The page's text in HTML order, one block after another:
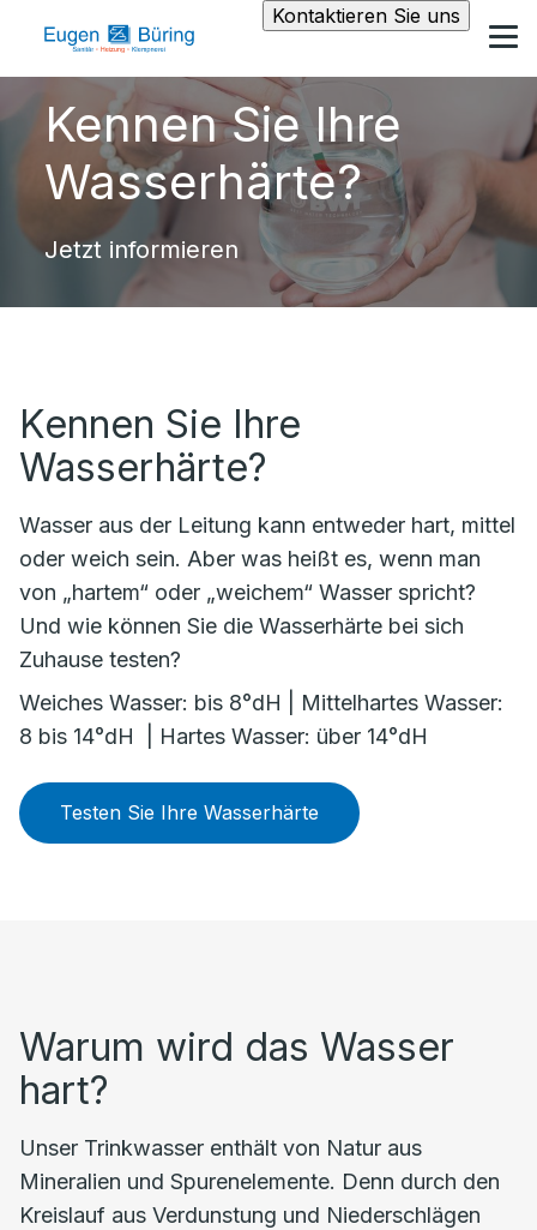
Kontaktieren Sie uns
Kennen Sie Ihre
Wasserhärte?
Jetzt informieren
Kennen Sie Ihre
Wasserhärte?
Wasser aus der Leitung kann entweder hart, mittel
oder weich sein. Aber was heißt es, wenn man
von „hartem“ oder „weichem“ Wasser spricht?
Und wie können Sie die Wasserhärte bei sich
Zuhause testen?
Weiches Wasser: bis 8°dH | Mittelhartes Wasser:
8 bis 14°dH | Hartes Wasser: über 14°dH
Testen Sie Ihre Wasserhärte
Warum wird das Wasser
hart?
Unser Trinkwasser enthält von Natur aus
Mineralien und Spurenelemente. Denn durch den
Kreislauf aus Verdunstung und Niederschlägen